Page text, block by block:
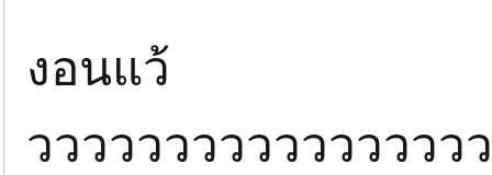
งอนแว้
วววววววววววววววว